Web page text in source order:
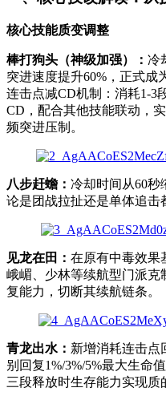
核心技能质变调整
棒打狗头（神级加强）： 冷
突进速度提升60%，正式成
连击点减CD机制：消耗1-3
CD，配合其他技能联动，
频突进压制。
八步赶蟾： 冷却时间从60秒
论是团战拉扯还是单体追击
见龙在田： 在原有中毒效果
峨嵋、少林等续航型门派克
复能力，切断其续航链条。
青龙出水： 新增消耗连击点
别回复1%/3%/5%最大生命
三段释放时生存能力实现质